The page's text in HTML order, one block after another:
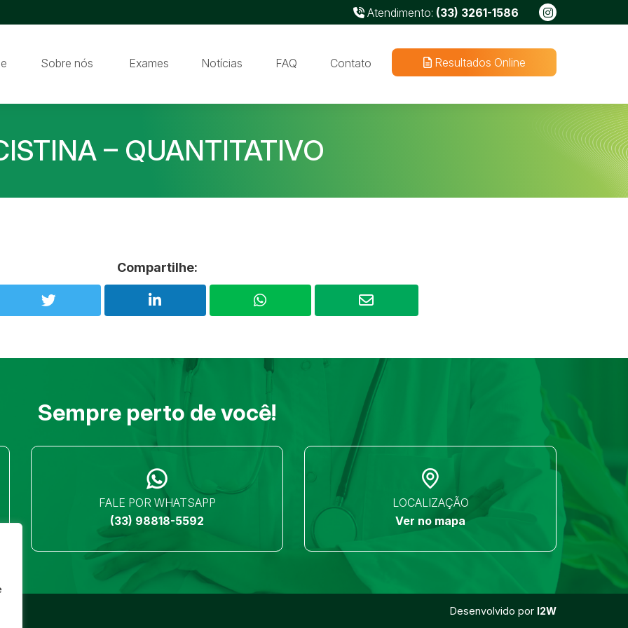
Atendimento: (33) 3261-1586
Sobre nós Exames Notícias FAQ Contato Resultados Online
– QUANTITATIVO
Compartilhe:
Sempre perto de você!
FALE POR WHATSAPP
(33) 98818-5592
LOCALIZAÇÃO
Ver no mapa
Desenvolvido por I2W